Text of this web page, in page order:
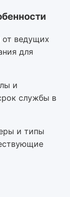
ведущих
для
и
службы в
и типы